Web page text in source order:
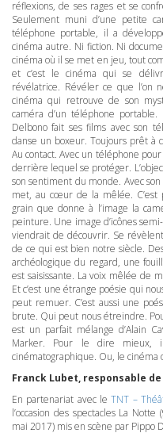
réflexions, de ses rages et se
Seulement muni d’une petite
téléphone portable, il a
cinéma autre. Ni fiction. Ni
cinéma où il se met en jeu, tout
et c’est le cinéma qui se
révélatrice. Révéler ce que l’on
cinéma qui retrouve de son
caméra d’un téléphone
Delbono fait ses films avec son
danse un boxeur. Toujours prêt à
Au contact. Avec un téléphone
derrière lequel se protéger.
son sentiment du monde. Avec
met, au cœur de la mêlée. C’est
grain que donne à l’image la
peinture. Une image d’icônes
viendrait de découvrir. Se
de ce qui est bien notre siècle.
archéologique du regard, une
est saisissante. La voix mêlée de
Et c’est une étrange poésie qui
peut remuer. C’est aussi une
brute. Qui peut nous étreindre.
est un parfait mélange d’Alain
Marker. Pour le dire mieux,
cinématographique. Ou, le cinéma
Franck Lubet, responsable
En partenariat avec leTNT –
l’occasion des spectacles La
mai 2017) mis en scène par Pippo